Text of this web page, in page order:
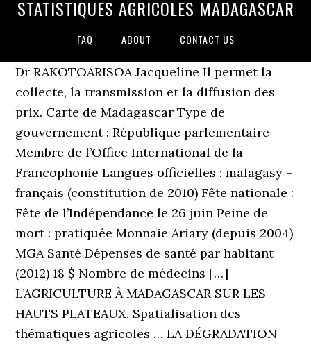
STATISTIQUES AGRICOLES MADAGASCAR
FAQ ABOUT CONTACT US
Dr RAKOTOARISOA Jacqueline Il permet la
collecte, la transmission et la diffusion des
prix. Carte de Madagascar Type de
gouvernement : République parlementaire
Membre de l’Office International de la
Francophonie Langues officielles : malagasy –
français (constitution de 2010) Fête nationale :
Fête de l’Indépendance le 26 juin Peine de
mort : pratiquée Monnaie Ariary (depuis 2004)
MGA Santé Dépenses de santé par habitant
(2012) 18 $ Nombre de médecins […]
L’AGRICULTURE À MADAGASCAR SUR LES
HAUTS PLATEAUX. Spatialisation des
thématiques agricoles … LA DÉGRADATION